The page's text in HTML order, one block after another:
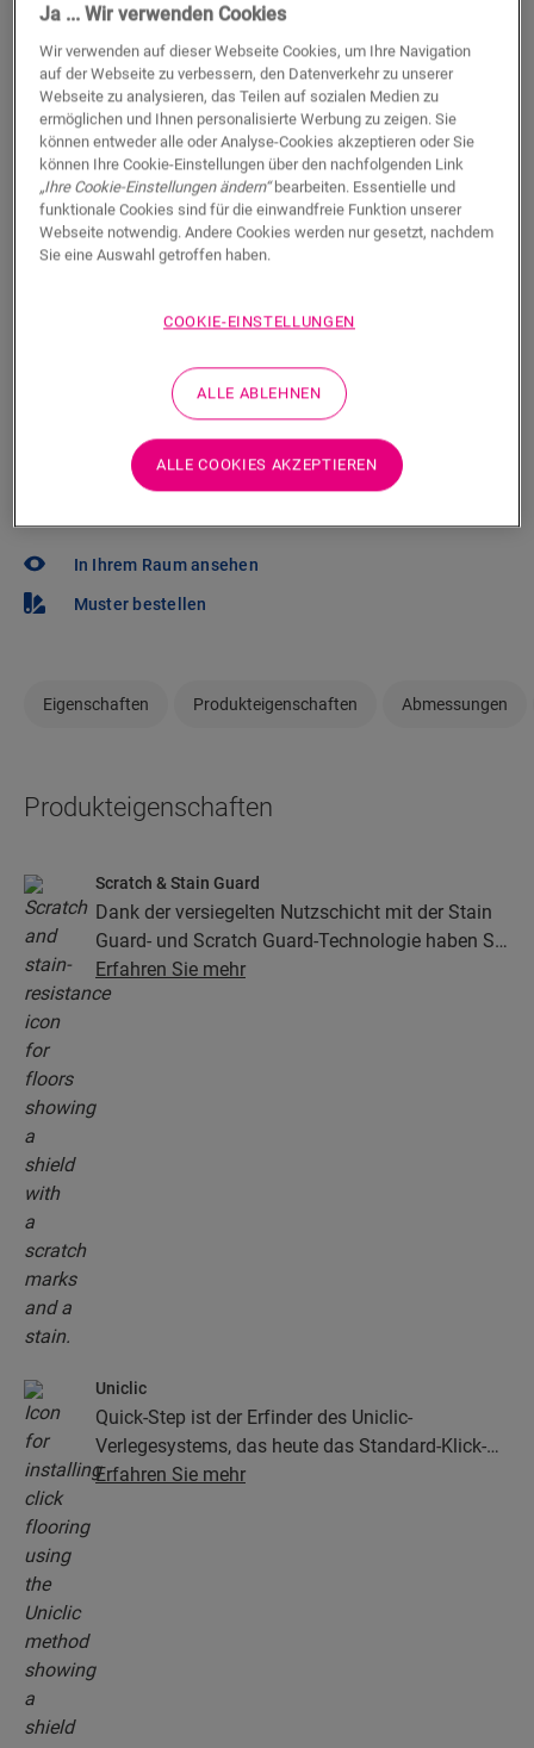
Authentische Steinoptik
Einen Händler in Ihrer Nähe finden
Sie können es kaum erwarten, diesen Boden selbst zu
sehen? Sie haben noch Fragen? Kein Problem! Es gibt
immer einen Händler in Ihrer Nähe.
Sie sind sich nicht sicher, ob dieser Boden
zu Ihrem Stil und Ihren Bedürfnissen
In Ihrem Raum ansehen
Muster bestellen
Eigenschaften Produkteigenschaften Abmessungen
Produkteigenschaften
Scratch & Stain Guard
Dank der versiegelten Nutzschicht mit der Stain
Guard- und Scratch Guard-Technologie haben Sie
viele Jahre lang Freude an Ihrem Vinylboden. Die
Oberfläche bietet außergewöhnlichen Schutz vor
Erfahren Sie mehr
Uniclic
Quick-Step ist der Erfinder des Uniclic-
Verlegesystems, das heute das Standard-Klick-
System ist. Mit dem revolutionären und
Erfahren Sie mehr
Ja ... Wir verwenden Cookies
Wir verwenden auf dieser Webseite Cookies, um Ihre Navigation
auf der Webseite zu verbessern, den Datenverkehr zu unserer
Webseite zu analysieren, das Teilen auf sozialen Medien zu
ermöglichen und Ihnen personalisierte Werbung zu zeigen. Sie
können entweder alle oder Analyse-Cookies akzeptieren oder Sie
können Ihre Cookie-Einstellungen über den nachfolgenden Link
„Ihre Cookie-Einstellungen ändern“bearbeiten. Essentielle und
funktionale Cookies sind für die einwandfreie Funktion unserer
Webseite notwendig. Andere Cookies werden nur gesetzt, nachdem
Sie eine Auswahl getroffen haben.
COOKIE-EINSTELLUNGEN
ALLE ABLEHNEN
ALLE COOKIES AKZEPTIEREN